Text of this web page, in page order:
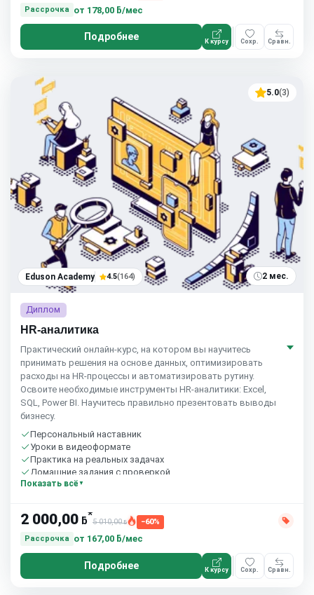
Рассрочка
от 178,00 ƃ/мес
Подробнее К курсу Сохр. Сравн.
5.0(3)
Eduson Academy 4.5(164) 2 мес.
Диплом
HR-аналитика
Практический онлайн-курс, на котором вы научитесь
принимать решения на основе данных, оптимизировать
расходы на HR-процессы и автоматизировать рутину.
Освоите необходимые инструменты HR-аналитики: Excel,
SQL, Power BI. Научитесь правильно презентовать выводы
бизнесу.
Персональный наставник
Уроки в видеоформате
Практика на реальных задачах
Домашние задания с проверкой
Бесплатный пробный урок
Показать всё
2 000,00 ƃ*
5 010,00ƃ
−60%
Рассрочка
от 167,00 ƃ/мес
Подробнее К курсу Сохр. Сравн.